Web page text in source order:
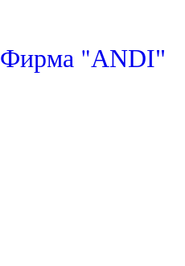
Фирма "ANDI"